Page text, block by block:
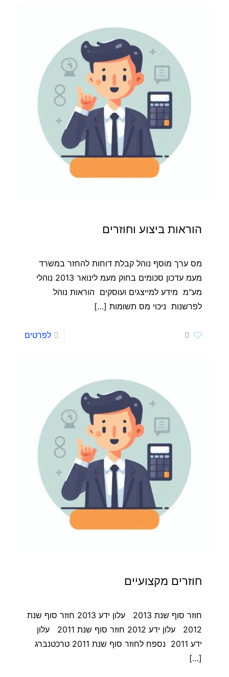
הוראות ביצוע וחוזרים
מס ערך מוסף נוהל קבלת דוחות להחזר במשרד
מעמ עדכון סכומים בחוק מעמ לינואר 2013 נוהלי
מע"מ מידע למייצגים ועוסקים הוראות נוהל
לפרשנות ניכוי מס תשומות […]
0 לפרטים
חוזרים מקצועיים
חוזר סוף שנת 2013 עלון ידע 2013 חוזר סוף שנת
2012 עלון ידע 2012 חוזר סוף שנת 2011 עלון
ידע 2011 נספח לחוזר סוף שנת 2011 טרכטנברג
[…]